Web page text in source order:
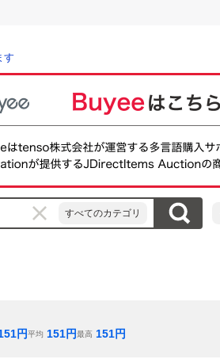
す
すべてのカテゴリ
円平均 151円最高 151円